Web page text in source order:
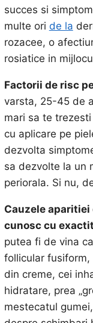
succes si
multe ori de la
rozacee, o
rosiatice in
Factorii de risc
varsta, 25-45 de
mari sa te
cu aplicare pe
dezvolta
sa dezvolte la un
periorala. Si nu,
Cauzele
cunosc cu
putea fi de vina
follicular fusiform,
din creme, cei
hidratare, prea
mestecatul